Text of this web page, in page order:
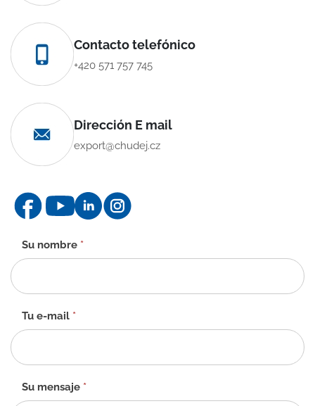
Contacto telefónico
+420 571 757 745
Dirección E mail
export@chudej.cz
Formulario
de
contacto
Su nombre *
Tu e-mail *
Su mensaje *